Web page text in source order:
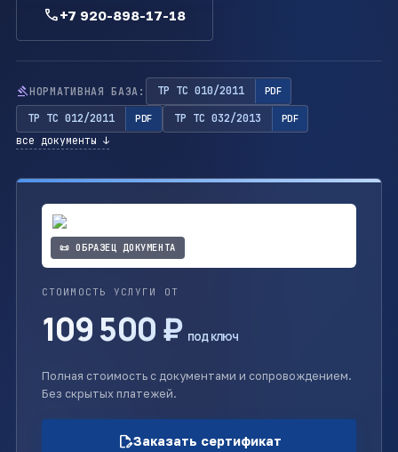
call+7 920-898-17-18
gavelНОРМАТИВНАЯ БАЗА: ТР ТС 010/2011 PDF
ТР ТС 012/2011 PDF ТР ТС 032/2013 PDF
все документы ↓
📜 ОБРАЗЕЦ ДОКУМЕНТА
СТОИМОСТЬ УСЛУГИ ОТ
109 500 ₽ под ключ
Полная стоимость с документами и сопровождением.
Без скрытых платежей.
edit_documentЗаказать сертификат